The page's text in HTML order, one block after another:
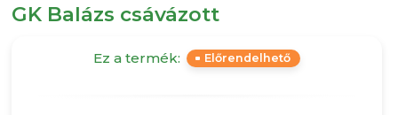
GK Balázs csávázott
Ez a termék: Előrendelhető